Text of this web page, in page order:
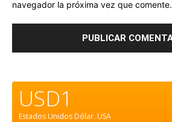
navegador la próxima vez que comente.
USD1
Estados Unidos Dólar. USA